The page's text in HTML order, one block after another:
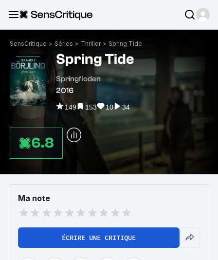
SensCritique > Séries > Thriller > Spring Tide
Spring Tide
Springfloden
2016
149 153 10 34
6.8
Ma note
ÉCRIRE UNE CRITIQUE